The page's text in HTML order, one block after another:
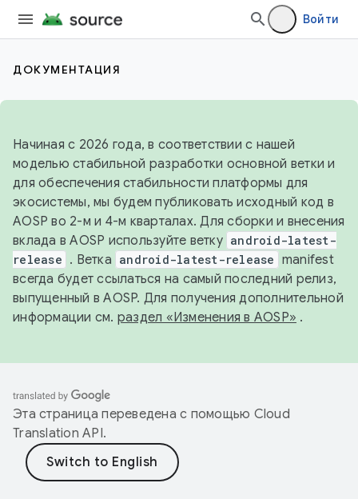
Войти
ДОКУМЕНТАЦИЯ
Начиная с 2026 года, в соответствии с нашей
моделью стабильной разработки основной ветки и
для обеспечения стабильности платформы для
экосистемы, мы будем публиковать исходный код в
AOSP во 2-м и 4-м кварталах. Для сборки и внесения
вклада в AOSP используйте ветку android-latest-
release . Ветка android-latest-release manifest
всегда будет ссылаться на самый последний релиз,
выпущенный в AOSP. Для получения дополнительной
информации см. раздел «Изменения в AOSP» .
Эта страница переведена с помощью Cloud
Translation API.